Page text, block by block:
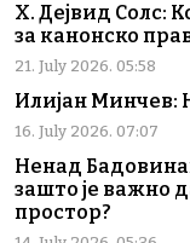
Х. Дејвид Солс:
за канонско
21. July 2026. 05:58
Илијан Минчев:
16. July 2026. 07:07
Ненад
зашто је важно
простор?